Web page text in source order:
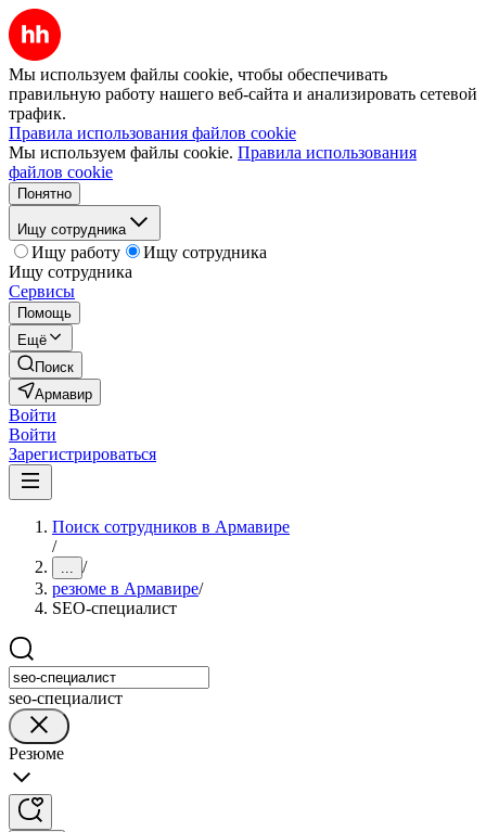
Мы используем файлы cookie, чтобы обеспечивать
правильную работу нашего веб-сайта и анализировать сетевой
трафик.
Правила использования файлов cookie
Мы используем файлы cookie. Правила использования
файлов cookie
Понятно
Ищу сотрудника
Ищу работу
Ищу сотрудника
Ищу сотрудника
Сервисы
Помощь
Ещё
Поиск
Армавир
Войти
Войти
Зарегистрироваться
Поиск сотрудников в Армавире
/
... /
резюме в Армавире/
SEO-специалист
seo-специалист
Резюме